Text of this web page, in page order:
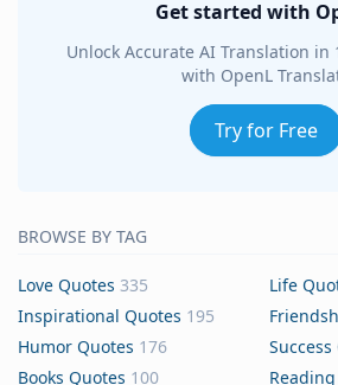
Get started with
Unlock Accurate AI Translation in
with OpenL
Try for Free
BROWSE BY TAG
Love Quotes 335 Life
Inspirational Quotes 195
Humor Quotes 176
Books Quotes 100